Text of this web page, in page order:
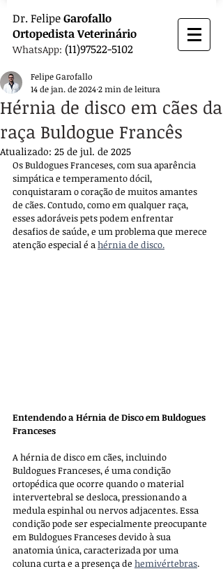
Dr. FelipeGarofallo
OrtopedistaVeterinário
WhatsApp: (11)97522-5102
Hérnia de disco em cães da
raça Buldogue Francês
Felipe Garofallo
14 de jan. de 20242 min de leitura
Atualizado: 25 de jul. de 2025
Os Buldogues Franceses, com sua aparência
simpática e temperamento dócil,
conquistaram o coração de muitos amantes
de cães. Contudo, como em qualquer raça,
esses adoráveis pets podem enfrentar
desafios de saúde, e um problema que merece
atenção especial é a hérnia de disco.
Entendendo a Hérnia de Disco em Buldogues
Franceses
A hérnia de disco em cães, incluindo
Buldogues Franceses, é uma condição
ortopédica que ocorre quando o material
intervertebral se desloca, pressionando a
medula espinhal ou nervos adjacentes. Essa
condição pode ser especialmente preocupante
em Buldogues Franceses devido à sua
anatomia única, caracterizada por uma
coluna curta e a presença de hemivértebras.